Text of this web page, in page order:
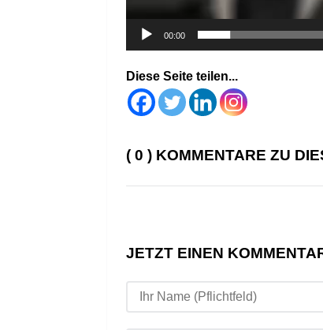
00:00
Diese Seite teilen...
( 0 ) KOMMENTARE ZU
JETZT EINEN